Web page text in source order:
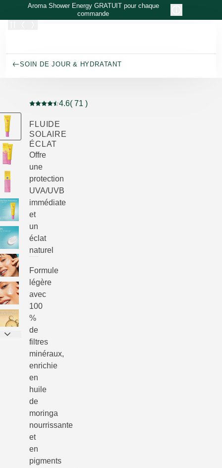
Allez au contenu principal
Aroma Shower Energy GRATUIT pour chaque
commande
SOIN DE JOUR & HYDRATANT
Note actuelle : 4.6 sur 5 étoiles Noté par 71 clients
4.6( 71 )
FLUIDE
SOLAIRE
ÉCLAT
Offre
une
protection
UVA/UVB
immédiate
et
un
éclat
naturel
Formule
légère
avec
100
%
de
filtres
minéraux,
enrichie
en
huile
de
moringa
nourrissante
et
en
pigments